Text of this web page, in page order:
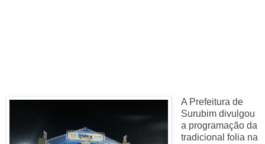
A Prefeitura de
Surubim divulgou
a programação da
tradicional folia na